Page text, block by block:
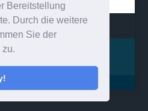
Bereitstellung
Durch die weitere
Sie der